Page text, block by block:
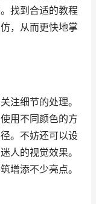
找到合适的教程
，从而更快地掌
注细节的处理。
用不同颜色的方
。不妨还可以设
人的视觉效果。
增添不少亮点。